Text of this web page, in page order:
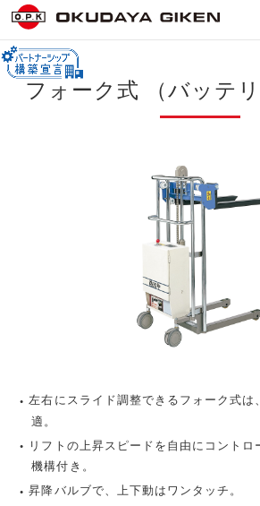
フォーク式 （バッテリ
左右にスライド調整できるフォーク式は
適。
リフトの上昇スピードを自由にコント
機構付き。
昇降バルブで、上下動はワンタッチ。